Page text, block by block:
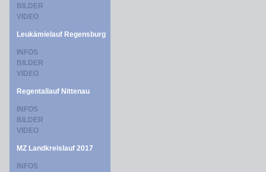
BILDER
VIDEO
Leukämielauf Regensburg
INFOS
BILDER
VIDEO
Regentallauf Nittenau
INFOS
BILDER
VIDEO
MZ Landkreislauf 2017
INFOS